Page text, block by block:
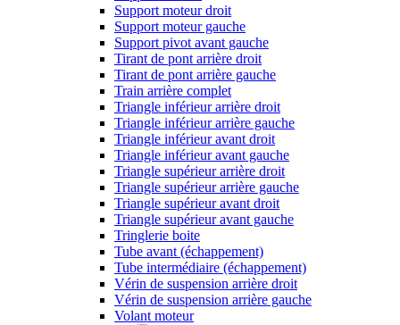
Support moteur droit
Support moteur gauche
Support pivot avant gauche
Tirant de pont arrière droit
Tirant de pont arrière gauche
Train arrière complet
Triangle inférieur arrière droit
Triangle inférieur arrière gauche
Triangle inférieur avant droit
Triangle inférieur avant gauche
Triangle supérieur arrière droit
Triangle supérieur arrière gauche
Triangle supérieur avant droit
Triangle supérieur avant gauche
Tringlerie boite
Tube avant (échappement)
Tube intermédiaire (échappement)
Vérin de suspension arrière droit
Vérin de suspension arrière gauche
Volant moteur